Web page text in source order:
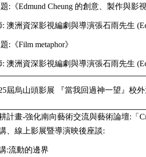
: 《Edmund Cheung 的創意、製作與影
: 澳洲資深影視編劇與導演張石雨先生
: 《Film metaphor》
: 澳洲資深影視編劇與導演張石雨先生
屆烏山頭影展 『當我回過神一望』校
計畫-強化南向藝術交流與藝術論壇: 「
、線上影展暨導演映後座談:
:流動的邊界